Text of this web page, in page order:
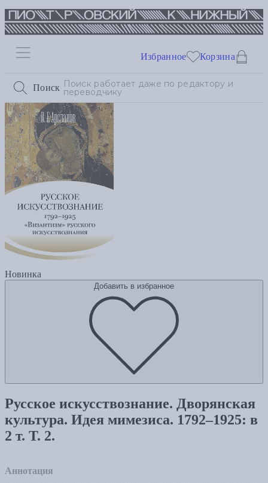
Поиск
Избранное Корзина
Новинка
Добавить в избранное
Русское искусствознание. Дворянская
культура. Идея мимезиса. 1792–1925: в
2 т. Т. 2.
Аннотация